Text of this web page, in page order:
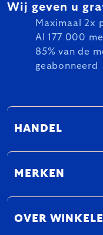
Wij geven u
Maximaal 2x
Al 177 000
85% van de
geabonneerd
HANDEL
MERKEN
OVER